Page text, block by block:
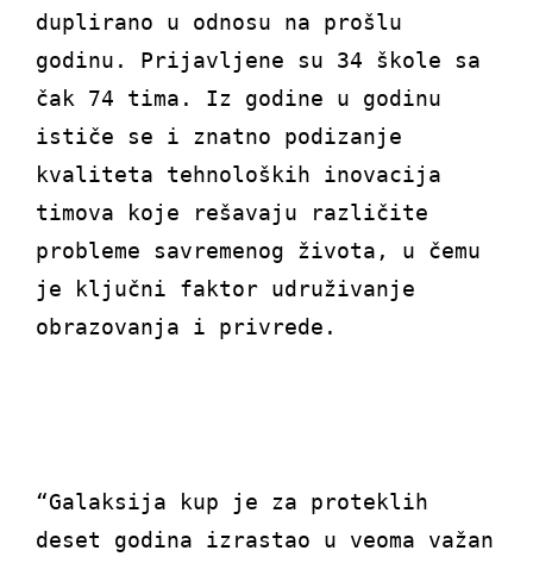
duplirano u odnosu na prošlu
godinu. Prijavljene su 34 škole sa
čak 74 tima. Iz godine u godinu
ističe se i znatno podizanje
kvaliteta tehnoloških inovacija
timova koje rešavaju različite
probleme savremenog života, u čemu
je ključni faktor udruživanje
obrazovanja i privrede.
“Galaksija kup je za proteklih
deset godina izrastao u veoma važan